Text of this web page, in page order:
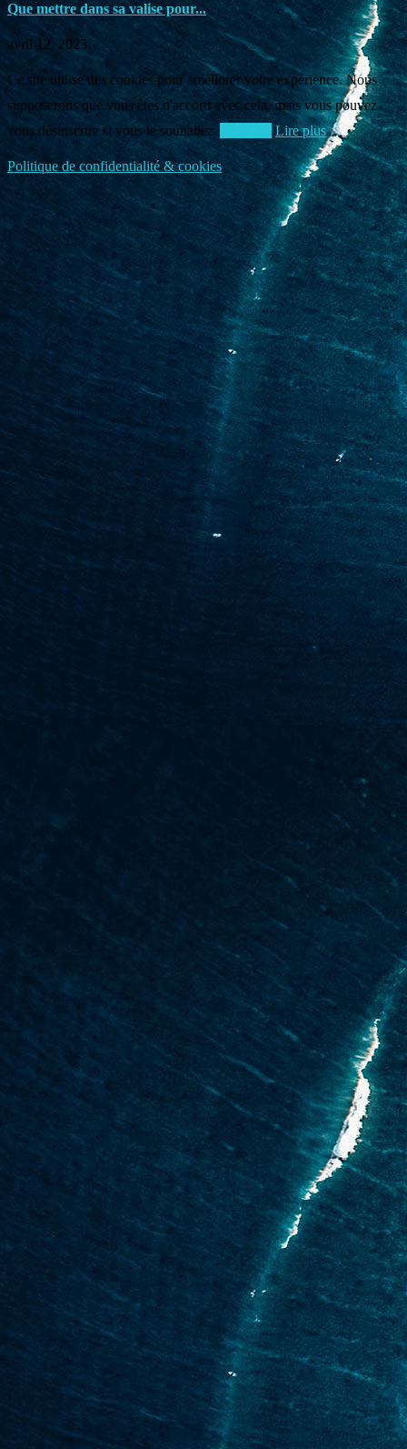
Que mettre dans sa valise pour...
avril 12, 2023
Ce site utilise des cookies pour améliorer votre expérience. Nous
supposerons que vous êtes d'accord avec cela, mais vous pouvez
vous désinscrire si vous le souhaitez.
Lire plus
Politique de confidentialité & cookies